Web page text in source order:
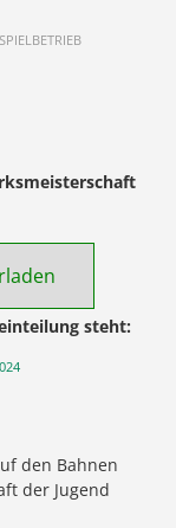
steht:
den Bahnen
der Jugend